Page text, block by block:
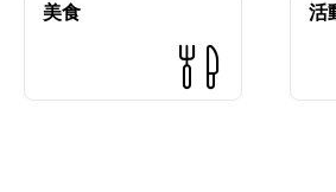
美食 活